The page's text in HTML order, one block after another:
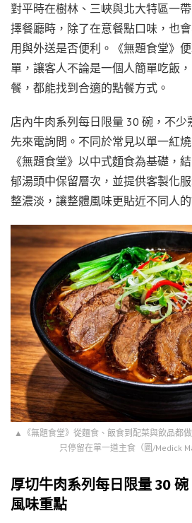
對平時在樹林、三峽與北大特區一
擇餐廳時，除了在意餐點口味，也
用與外送是否便利。《無題食堂》
單，讓客人不論是一個人簡單吃飯
餐，都能找到合適的點餐方式。
店內牛肉系列每日限量 30 碗，不
先來電詢問。不同於常見以單一紅
《無題食堂》以中式麵食為基礎，
郁湯頭中保留層次，並提供客製化
整濃淡，讓整體風味更貼近不同人
▲《無題食堂》從麵食、飯食到配菜與飲品都
只停留在單一道主食（圖/Medick
厚切牛肉系列每日限量 30
風味重點